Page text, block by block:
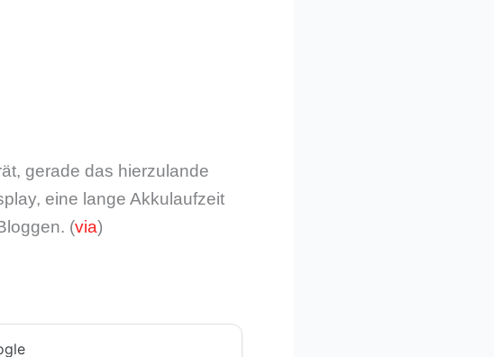
gerade das hierzulande
eine lange Akkulaufzeit
(via)